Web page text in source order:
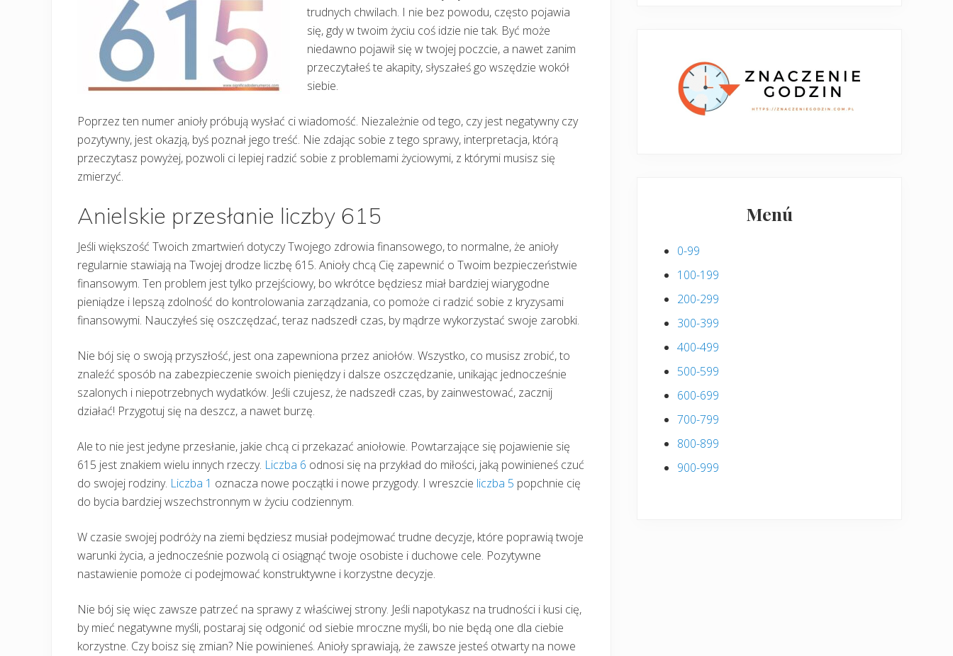
trudnych chwilach. I nie bez powodu, często pojawia
się, gdy w twoim życiu coś idzie nie tak. Być może
niedawno pojawił się w twojej poczcie, a nawet zanim
przeczytałeś te akapity, słyszałeś go wszędzie wokół
siebie.
Poprzez ten numer anioły próbują wysłać ci wiadomość. Niezależnie od tego, czy jest negatywny czy
pozytywny, jest okazją, byś poznał jego treść. Nie zdając sobie z tego sprawy, interpretacja, którą
przeczytasz powyżej, pozwoli ci lepiej radzić sobie z problemami życiowymi, z którymi musisz się
zmierzyć.
Anielskie przesłanie liczby 615
Jeśli większość Twoich zmartwień dotyczy Twojego zdrowia finansowego, to normalne, że anioły
regularnie stawiają na Twojej drodze liczbę 615. Anioły chcą Cię zapewnić o Twoim bezpieczeństwie
finansowym. Ten problem jest tylko przejściowy, bo wkrótce będziesz miał bardziej wiarygodne
pieniądze i lepszą zdolność do kontrolowania zarządzania, co pomoże ci radzić sobie z kryzysami
finansowymi. Nauczyłeś się oszczędzać, teraz nadszedł czas, by mądrze wykorzystać swoje zarobki.
Nie bój się o swoją przyszłość, jest ona zapewniona przez aniołów. Wszystko, co musisz zrobić, to
znaleźć sposób na zabezpieczenie swoich pieniędzy i dalsze oszczędzanie, unikając jednocześnie
szalonych i niepotrzebnych wydatków. Jeśli czujesz, że nadszedł czas, by zainwestować, zacznij
działać! Przygotuj się na deszcz, a nawet burzę.
Ale to nie jest jedyne przesłanie, jakie chcą ci przekazać aniołowie. Powtarzające się pojawienie się
615 jest znakiem wielu innych rzeczy. Liczba 6 odnosi się na przykład do miłości, jaką powinieneś czuć
do swojej rodziny. Liczba 1 oznacza nowe początki i nowe przygody. I wreszcie liczba 5 popchnie cię
do bycia bardziej wszechstronnym w życiu codziennym.
W czasie swojej podróży na ziemi będziesz musiał podejmować trudne decyzje, które poprawią twoje
warunki życia, a jednocześnie pozwolą ci osiągnąć twoje osobiste i duchowe cele. Pozytywne
nastawienie pomoże ci podejmować konstruktywne i korzystne decyzje.
Nie bój się więc zawsze patrzeć na sprawy z właściwej strony. Jeśli napotykasz na trudności i kusi cię,
by mieć negatywne myśli, postaraj się odgonić od siebie mroczne myśli, bo nie będą one dla ciebie
korzystne. Czy boisz się zmian? Nie powinieneś. Anioły sprawiają, że zawsze jesteś otwarty na nowe
Menú
0-99
100-199
200-299
300-399
400-499
500-599
600-699
700-799
800-899
900-999